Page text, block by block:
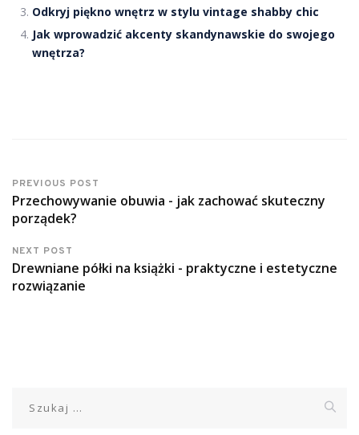
Odkryj piękno wnętrz w stylu vintage shabby chic
Jak wprowadzić akcenty skandynawskie do swojego
wnętrza?
PREVIOUS POST
Przechowywanie obuwia - jak zachować skuteczny
porządek?
NEXT POST
Drewniane półki na książki - praktyczne i estetyczne
rozwiązanie